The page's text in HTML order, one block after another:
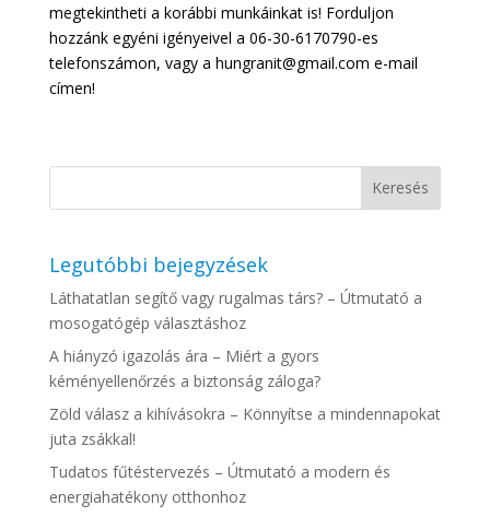
megtekintheti a korábbi munkáinkat is! Forduljon
hozzánk egyéni igényeivel a 06-30-6170790-es
telefonszámon, vagy a hungranit@gmail.com e-mail
címen!
Legutóbbi bejegyzések
Láthatatlan segítő vagy rugalmas társ? – Útmutató a
mosogatógép választáshoz
A hiányzó igazolás ára – Miért a gyors
kéményellenőrzés a biztonság záloga?
Zöld válasz a kihívásokra – Könnyítse a mindennapokat
juta zsákkal!
Tudatos fűtéstervezés – Útmutató a modern és
energiahatékony otthonhoz